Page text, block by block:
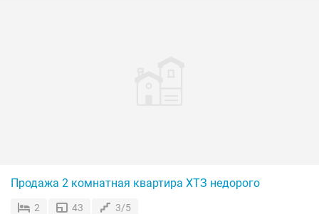
Продажа 2 комнатная квартира ХТЗ недорого
2 43 3/5